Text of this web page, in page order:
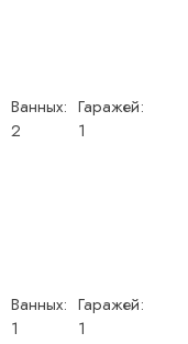
Ванных:
2
Гаражей:
1
Ванных:
1
Гаражей:
1